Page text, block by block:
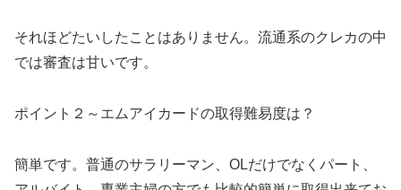
それほどたいしたことはありません。流通系のクレカの中
では審査は甘いです。
ポイント２～エムアイカードの取得難易度は？
簡単です。普通のサラリーマン、OLだけでなくパート、